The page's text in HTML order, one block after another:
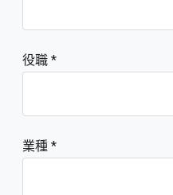
役職
業種 *